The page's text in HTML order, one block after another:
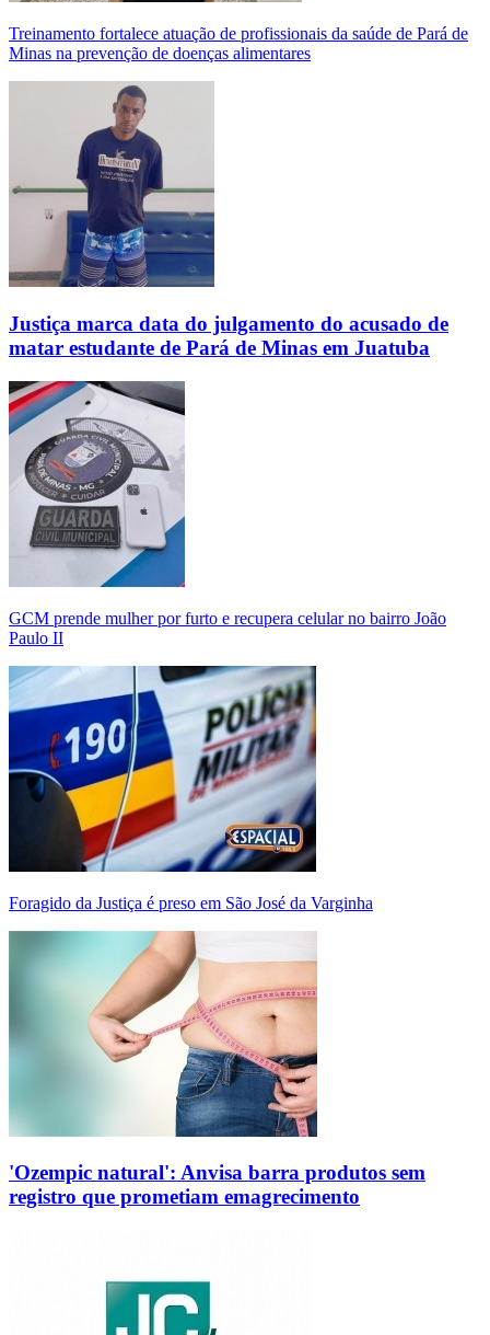
Treinamento fortalece atuação de profissionais da saúde de Pará de
Minas na prevenção de doenças alimentares
Justiça marca data do julgamento do acusado de
matar estudante de Pará de Minas em Juatuba
GCM prende mulher por furto e recupera celular no bairro João
Paulo II
Foragido da Justiça é preso em São José da Varginha
'Ozempic natural': Anvisa barra produtos sem
registro que prometiam emagrecimento